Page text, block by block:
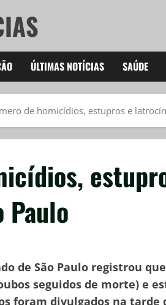
ÚLTIMAS NOTÍCIAS SAÚDE
de homicídios, estupros e
Paulo
de São Paulo registrou
seguidos de morte) e
foram divulgados na tarde